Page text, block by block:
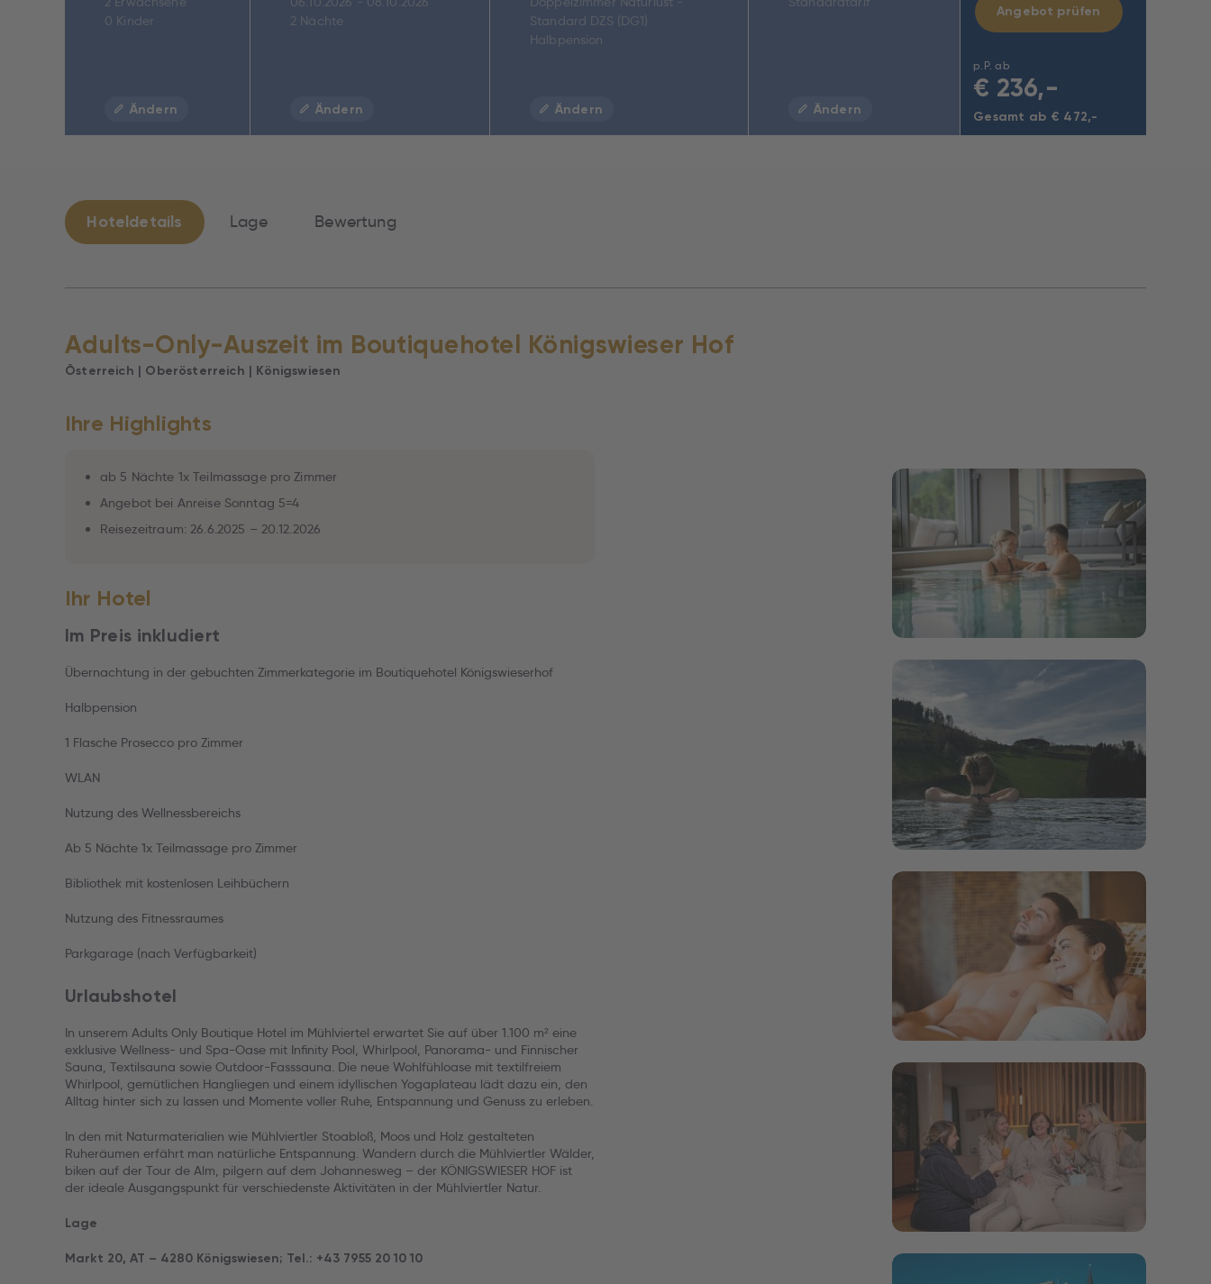
p.P. ab
€ 236,-
Gesamt ab € 472,-
Angebot prüfen
0 Kinder
Ändern
2 Nächte
Ändern
Standard DZS (DG1)
Halbpension
Ändern Ändern
Hoteldetails Lage Bewertung
Adults-Only-Auszeit im Boutiquehotel Königswieser Hof
Österreich | Oberösterreich | Königswiesen
Ihre Highlights
ab 5 Nächte 1x Teilmassage pro Zimmer
Angebot bei Anreise Sonntag 5=4
Reisezeitraum: 26.6.2025 – 20.12.2026
Ihr Hotel
Im Preis inkludiert
Übernachtung in der gebuchten Zimmerkategorie im Boutiquehotel Königswieserhof
Halbpension
1 Flasche Prosecco pro Zimmer
WLAN
Nutzung des Wellnessbereichs
Ab 5 Nächte 1x Teilmassage pro Zimmer
Bibliothek mit kostenlosen Leihbüchern
Nutzung des Fitnessraumes
Parkgarage (nach Verfügbarkeit)
Urlaubshotel
In unserem Adults Only Boutique Hotel im Mühlviertel erwartet Sie auf über 1.100 m² eine
exklusive Wellness- und Spa-Oase mit Infinity Pool, Whirlpool, Panorama- und Finnischer
Sauna, Textilsauna sowie Outdoor-Fasssauna. Die neue Wohlfühloase mit textilfreiem
Whirlpool, gemütlichen Hangliegen und einem idyllischen Yogaplateau lädt dazu ein, den
Alltag hinter sich zu lassen und Momente voller Ruhe, Entspannung und Genuss zu erleben.
In den mit Naturmaterialien wie Mühlviertler Stoabloß, Moos und Holz gestalteten
Ruheräumen erfährt man natürliche Entspannung. Wandern durch die Mühlviertler Wälder,
biken auf der Tour de Alm, pilgern auf dem Johannesweg – der KÖNIGSWIESER HOF ist
der ideale Ausgangspunkt für verschiedenste Aktivitäten in der Mühlviertler Natur.
Lage
Markt 20, AT – 4280 Königswiesen; Tel.: +43 7955 20 10 10
Bildergalerie öffnen
Bildergalerie öffnen
Bildergalerie öffnen
Bildergalerie öffnen